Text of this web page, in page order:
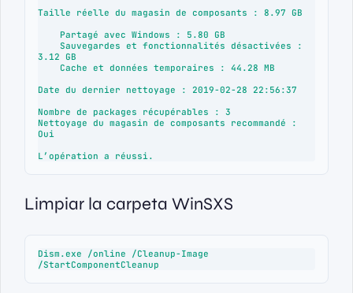
Taille réelle du magasin de composants : 8.97 GB
3.12 GB
Date du dernier nettoyage : 2019-02-28 22:56:37
Nombre de packages récupérables : 3
Nettoyage du magasin de composants recommandé :
Oui
L’opération a réussi.
Limpiar la carpeta WinSXS
Dism.exe /online /Cleanup-Image
/StartComponentCleanup